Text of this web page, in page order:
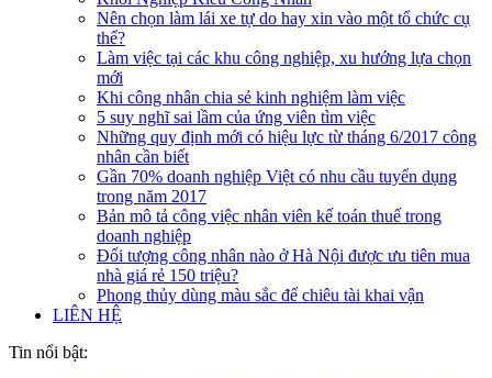
Nên chọn làm lái xe tự do hay xin vào một tổ chức cụ
thể?
Làm việc tại các khu công nghiệp, xu hướng lựa chọn
mới
Khi công nhân chia sẻ kinh nghiệm làm việc
5 suy nghĩ sai lầm của ứng viên tìm việc
Những quy định mới có hiệu lực từ tháng 6/2017 công
nhân cần biết
Gần 70% doanh nghiệp Việt có nhu cầu tuyển dụng
trong năm 2017
Bản mô tả công việc nhân viên kế toán thuế trong
doanh nghiệp
Đối tượng công nhân nào ở Hà Nội được ưu tiên mua
nhà giá rẻ 150 triệu?
Phong thủy dùng màu sắc để chiêu tài khai vận
LIÊN HỆ
Tin nổi bật: